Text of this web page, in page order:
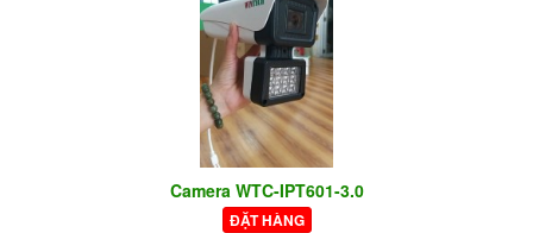
Camera WTC-IPT601-3.0
ĐẶT HÀNG